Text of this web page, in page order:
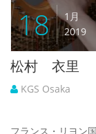
18
1月
2019
松村 衣里
KGS Osaka
フランス・リヨン